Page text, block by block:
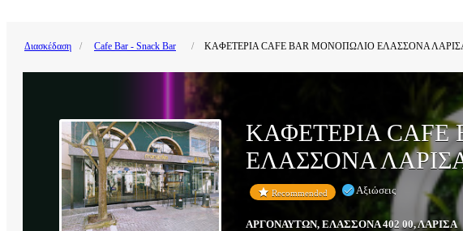
Διασκέδαση Cafe Bar - Snack Bar ΚΑΦΕΤΕΡΙΑ CAFE BAR ΜΟΝΟΠΩΛΙΟ ΕΛΑΣΣΟΝΑ
ΚΑΦΕΤΕΡΙΑ
ΕΛΑΣΣΟΝΑ
Recommended Αξιώσεις
ΑΡΓΟΝΑΥΤΩΝ, ΕΛΑΣΣΟΝΑ 402 00, ΛΑΡΙΣΑ